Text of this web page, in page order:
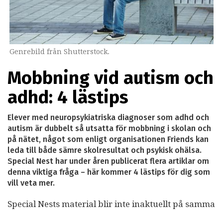
Genrebild från Shutterstock.
Mobbning vid autism och
adhd: 4 lästips
Elever med neuropsykiatriska diagnoser som adhd och
autism är dubbelt så utsatta för mobbning i skolan och
på nätet, något som enligt organisationen Friends kan
leda till både sämre skolresultat och psykisk ohälsa.
Special Nest har under åren publicerat flera artiklar om
denna viktiga fråga – här kommer 4 lästips för dig som
vill veta mer.
Special Nests material blir inte inaktuellt på samma